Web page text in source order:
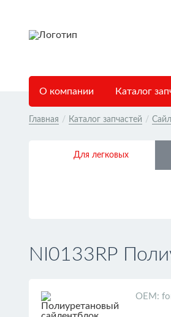
О компании Каталог
Главная / Каталог запчастей /
Для легковых
NI0133RP
ОЕМ: